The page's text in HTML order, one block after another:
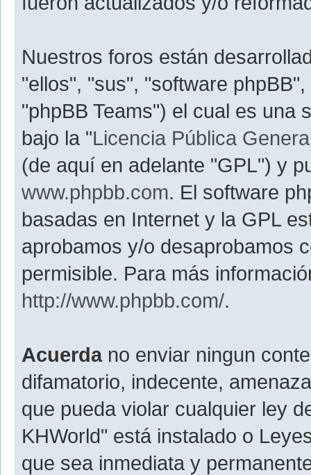
Nuestros foros están
"ellos", "sus", "software
"phpBB Teams") el cual es una
bajo la "Licencia Pública
(de aquí en adelante "GPL") y
www.phpbb.com. El software
basadas en Internet y la GPL
aprobamos y/o desaprobamos
permisible. Para más
http://www.phpbb.com/.
Acuerdano enviar ningun
difamatorio, indecente,
que pueda violar cualquier ley
KHWorld" está instalado o
que sea inmediata y